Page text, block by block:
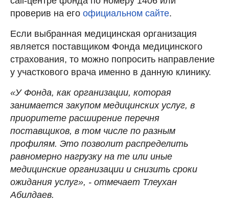
проверив на его официальном сайте.
Если выбранная медицинская организация
является поставщиком Фонда медицинского
страхования, то можно попросить направление
у участкового врача именно в данную клинику.
«У Фонда, как организации, которая
занимается закупом медицинских услуг, в
приоритете расширение перечня
поставщиков, в том числе по разным
профилям. Это позволит распределить
равномерно нагрузку на те или иные
медицинские организации и снизить сроки
ожидания услуг», - отмечает Тлеухан
Абилдаев.